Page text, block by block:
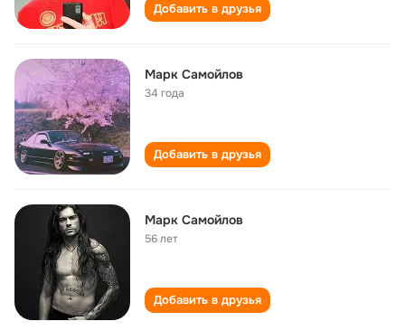
Добавить в друзья
Марк Самойлов
34 года
Добавить в друзья
Марк Самойлов
56 лет
Добавить в друзья